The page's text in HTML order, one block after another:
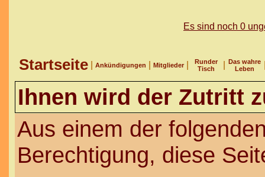
Es sind noch 0
Startseite Ankündigungen Mitglieder
Runder
Tisch
Das wahre
Leben
Ihnen wird der Zutritt
Aus einem der
Berechtigung, diese